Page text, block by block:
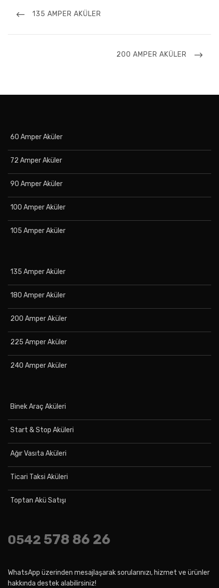
dolaşımıPREVIOUS
135 AMPER AKÜLER
NEXT
200 AMPER AKÜLER
60 Amper Aküler
72 Amper Aküler
90 Amper Aküler
100 Amper Aküler
105 Amper Aküler
135 Amper Aküler
180 Amper Aküler
200 Amper Aküler
225 Amper Aküler
240 Amper Aküler
Binek Araç Aküleri
Start & Stop Aküleri
Ağır Vasıta Aküleri
Ticari Taksi Aküleri
Toptan Akü Satışı
0542 578 86 26
WhatsApp üzerinden mesajlaşarak sorularınızı, hizmet ve ürünler
hakkında destek alabilirsiniz!